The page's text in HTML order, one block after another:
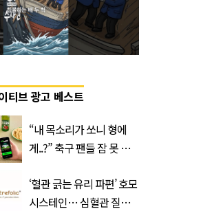
티브 광고 베스트
“내 목소리가 쏘니 형에
게..?” 축구 팬들 잠 못 들
트
‘혈관 긁는 유리 파편’ 호모
시스테인… 심혈관 질환